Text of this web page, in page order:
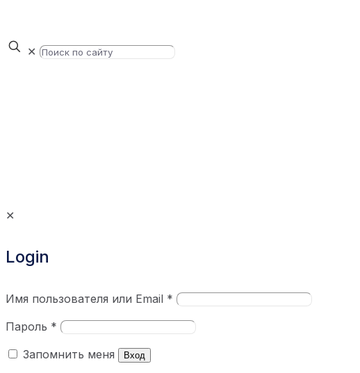
✕
✕
Login
Имя пользователя или Email *
Пароль *
Запомнить меня
Вход